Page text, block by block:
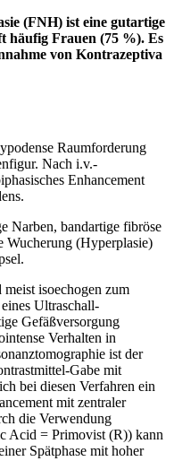
(FNH) ist eine gutartige
häufig Frauen (75 %). Es
von Kontrazeptiva
Raumforderung
Nach i.v.-
Enhancement
Narben, bandartige fibröse
Wucherung (Hyperplasie)
isoechogen zum
Ultraschall-
Gefäßversorgung
Verhalten in
ist der
Gabe mit
bei diesen Verfahren ein
mit zentraler
die Verwendung
Acid = Primovist (R)) kann
Spätphase mit hoher